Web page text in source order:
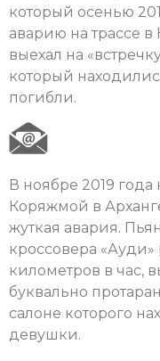
который осенью
аварию на трассе
выехал на
который
погибли.
В ноябре 2019 года
Коряжмой в
жуткая авария.
кроссовера «Ауди»
километров в час,
буквально
салоне которого
девушки.